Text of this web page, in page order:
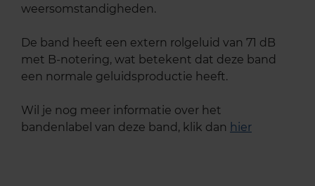
weersomstandigheden.
De band heeft een extern rolgeluid van 71 dB
met B-notering, wat betekent dat deze band
een normale geluidsproductie heeft.
Wil je nog meer informatie over het
bandenlabel van deze band, klik dan hier